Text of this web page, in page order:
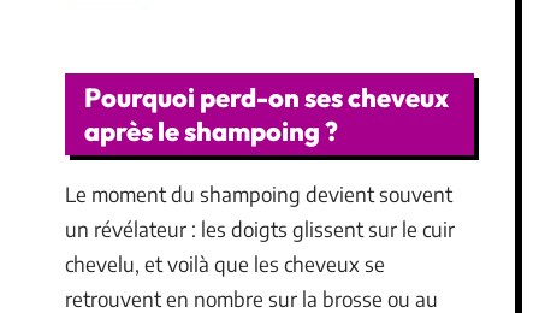
Pourquoi perd-on ses cheveux
après le shampoing ?
Le moment du shampoing devient souvent
un révélateur : les doigts glissent sur le cuir
chevelu, et voilà que les cheveux se
retrouvent en nombre sur la brosse ou au